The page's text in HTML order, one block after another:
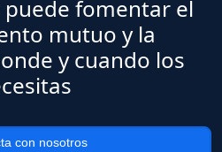
fomentar el
mutuo y la
y cuando los
con nosotros